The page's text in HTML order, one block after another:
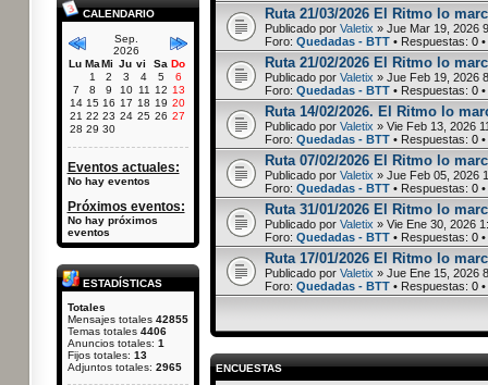
CALENDARIO
Sep.
2026
Lu MaMi Ju vi Sa Do
1
2 3 4 5
6
7
8 9 10 11 12 13
14 15 16 17 18 19 20
21 22 23 24 25 26 27
28 29 30
Eventos actuales:
No hay eventos
Próximos eventos:
No hay próximos
eventos
ESTADÍSTICAS
Totales
Mensajes totales 42855
Temas totales 4406
Anuncios totales: 1
Fijos totales: 13
Adjuntos totales: 2965
Ruta 21/03/2026 El Ritmo lo
Publicado por Valetix » Jue Mar 19, 2026
Foro: Quedadas - BTT• Respuestas: 0•
Ruta 21/02/2026 El Ritmo lo
Publicado por Valetix » Jue Feb 19, 2026
Foro: Quedadas - BTT• Respuestas: 0•
Ruta 14/02/2026. El Ritmo lo
Publicado por Valetix » Vie Feb 13, 2026
Foro: Quedadas - BTT• Respuestas: 0•
Ruta 07/02/2026 El Ritmo lo
Publicado por Valetix » Jue Feb 05, 2026
Foro: Quedadas - BTT• Respuestas: 0•
Ruta 31/01/2026 El Ritmo lo
Publicado por Valetix » Vie Ene 30, 2026
Foro: Quedadas - BTT• Respuestas: 0•
Ruta 17/01/2026 El Ritmo lo
Publicado por Valetix » Jue Ene 15, 2026
Foro: Quedadas - BTT• Respuestas: 0•
ENCUESTAS